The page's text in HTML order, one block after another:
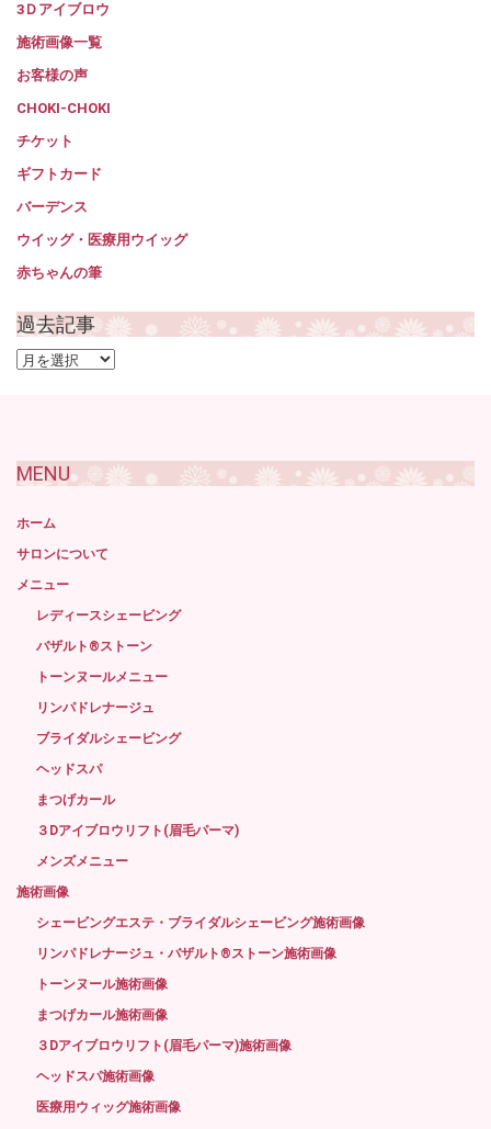
3Ｄアイブロウ
施術画像一覧
お客様の声
CHOKI-CHOKI
チケット
ギフトカード
バーデンス
ウイッグ・医療用ウイッグ
赤ちゃんの筆
過去記事
過
MENU
ホーム
サロンについて
メニュー
レディースシェービング
バザルト®ストーン
トーンヌールメニュー
リンパドレナージュ
ブライダルシェービング
ヘッドスパ
まつげカール
３Dアイブロウリフト(眉毛パーマ)
メンズメニュー
施術画像
シェービングエステ・ブライダルシェービング施術画像
リンパドレナージュ・バザルト®ストーン施術画像
トーンヌール施術画像
まつげカール施術画像
３Dアイブロウリフト(眉毛パーマ)施術画像
ヘッドスパ施術画像
医療用ウィッグ施術画像